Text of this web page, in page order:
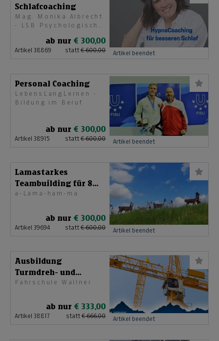
Schlafcoaching
Mag. Monika Albrecht
- LSB Psychologische
ab nur € 300,00
Artikel 38869 statt € 600,00 Artikel beendet
Personal Coaching
LebensLangLernen -
Bildung im Beruf
ab nur € 300,00
Artikel 38915 statt € 600,00 Artikel beendet
Lamastarkes
Teambuilding für 8
Personen
a-Lama-ham-ma
ab nur € 300,00
Artikel 39694 statt € 600,00 Artikel beendet
Ausbildung
Turmdreh- und
Auslegerkrane
Fahrschule Wallner
ab nur € 333,00
Artikel 38817 statt € 666,00 Artikel beendet